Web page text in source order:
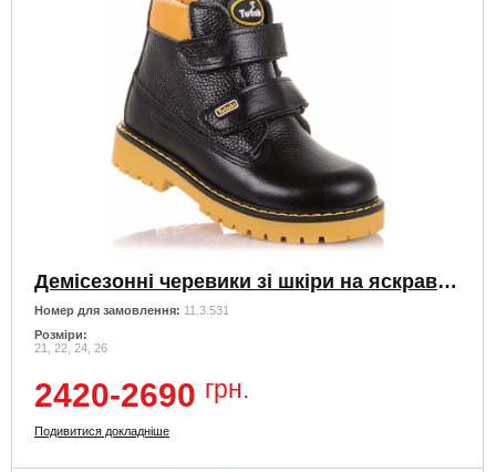
Демісезонні черевики зі шкіри на яскравою підошві
Номер для замовлення: 11.3.531
Розміри:
21, 22, 24, 26
2420-2690 грн.
Подивитися докладніше